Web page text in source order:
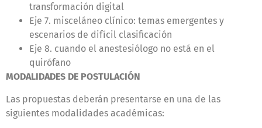
transformación digital
Eje 7. misceláneo clínico: temas emergentes y
escenarios de difícil clasificación
Eje 8. cuando el anestesiólogo no está en el
quirófano
MODALIDADES DE POSTULACIÓN
Las propuestas deberán presentarse en una de las
siguientes modalidades académicas: